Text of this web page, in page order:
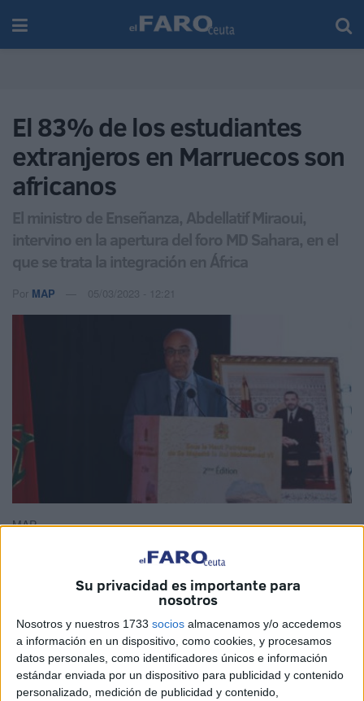
Su privacidad es importante para
nosotros
Nosotros y nuestros 1733 socios almacenamos y/o accedemos
a información en un dispositivo, como cookies, y procesamos
datos personales, como identificadores únicos e información
estándar enviada por un dispositivo para publicidad y contenido
personalizado, medición de publicidad y contenido,
El 83% de los estudiantes
extranjeros en Marruecos son
africanos
El ministro de Enseñanza, Abdellatif Miraoui,
intervino en la apertura del foro MD Sahara, en el
que se trata la integración en África
Por MAP 05/03/2023 - 12:21
MAP
El ministro de Enseñanza Superior, Investigación
Científica e Innovación, Abdellatif Miraoui, afirmó, este
sábado en Dakhla, que de un total de 23.411 estudiantes
extranjeros matriculados en Marruecos en 2021, 19.256
son de origen africano, es decir cerca del 83%.